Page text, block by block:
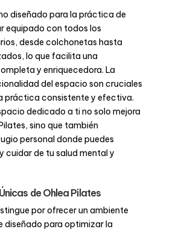
diseñado para la práctica de
equipado con todos los
desde colchonetas hasta
lo que facilita una
y enriquecedora. La
del espacio son cruciales
práctica consistente y efectiva.
dedicado a ti no solo mejora
sino que también
personal donde puedes
cuidar de tu salud mental y
de Ohlea Pilates
por ofrecer un ambiente
diseñado para optimizar la